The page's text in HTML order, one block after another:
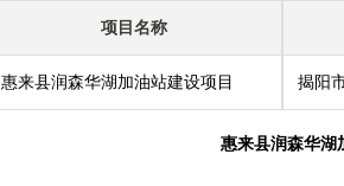
项目名称
惠来县润森华湖加油站建设项目
惠来县润森华湖